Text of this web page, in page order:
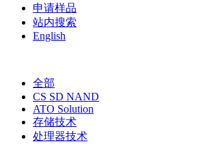
申请样品
站内搜索
English
全部
CS SD NAND
ATO Solution
存储技术
处理器技术